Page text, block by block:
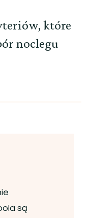
które
noclegu
są